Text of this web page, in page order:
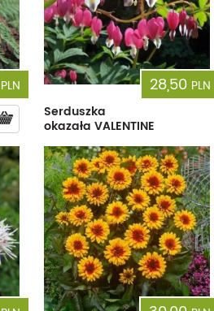
PLN
28,50 PLN
Serduszka
okazała VALENTINE